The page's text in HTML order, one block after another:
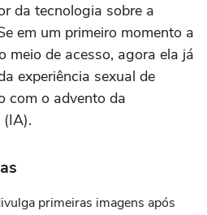
da tecnologia sobre a
em um primeiro momento a
meio de acesso, agora ela já
experiência sexual de
com o advento da
(IA).
primeiras imagens após